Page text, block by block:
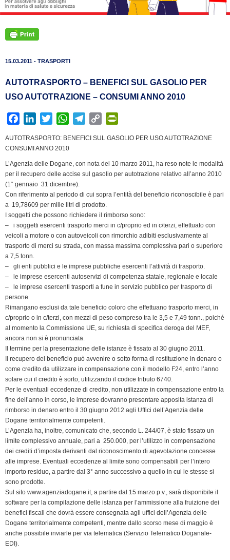
15.03.2011 - TRASPORTI
AUTOTRASPORTO – BENEFICI SUL GASOLIO PER
USO AUTOTRAZIONE – CONSUMI ANNO 2010
c
b
o
k
n
e
I
n
i
t
e
r
W
a
s
p
p
l
g
a
m
C
p
L
n
k
i
r
e
n
y
AUTOTRASPORTO: BENEFICI SUL GASOLIO PER USO AUTOTRAZIONE 
CONSUMI ANNO 2010
L’Agenzia delle Dogane, con nota del 10 marzo 2011, ha reso note le modalità
per il recupero delle accise sul gasolio per autotrazione relativo all’anno 2010
(1° gennaio  31 dicembre).
Con riferimento al periodo di cui sopra l’entità del beneficio riconoscibile è pari
a  19,78609 per mille litri di prodotto.
I soggetti che possono richiedere il rimborso sono:
– i soggetti esercenti trasporto merci in c/proprio ed in c/terzi, effettuato con
veicoli a motore o con autoveicoli con rimorchio adibiti esclusivamente al
trasporto di merci su strada, con massa massima complessiva pari o superiore
a 7,5 tonn.
– gli enti pubblici e le imprese pubbliche esercenti l’attività di trasporto.
– le imprese esercenti autoservizi di competenza statale, regionale e locale
– le imprese esercenti trasporti a fune in servizio pubblico per trasporto di
persone
Rimangano esclusi da tale beneficio coloro che effettuano trasporto merci, in
c/proprio o in c/terzi, con mezzi di peso compreso tra le 3,5 e 7,49 tonn., poiché
al momento la Commissione UE, su richiesta di specifica deroga del MEF,
ancora non si è pronunciata.
Il termine per la presentazione delle istanze è fissato al 30 giugno 2011.
Il recupero del beneficio può avvenire o sotto forma di restituzione in denaro o
come credito da utilizzare in compensazione con il modello F24, entro l’anno
solare cui il credito è sorto, utilizzando il codice tributo 6740.
Per le eventuali eccedenze di credito, non utilizzate in compensazione entro la
fine dell’anno in corso, le imprese dovranno presentare apposita istanza di
rimborso in denaro entro il 30 giugno 2012 agli Uffici dell’Agenzia delle
Dogane territorialmente competenti.
L’Agenzia ha, inoltre, comunicato che, secondo L. 244/07, è stato fissato un
limite complessivo annuale, pari a  250.000, per l’utilizzo in compensazione
dei crediti d’imposta derivanti dal riconoscimento di agevolazione concesse
alle imprese. Eventuali eccedenze al limite sono compensabili per l’intero
importo residuo, a partire dal 3° anno successivo a quello in cui le stesse si
sono prodotte.
Sul sito www.agenziadogane.it, a partire dal 15 marzo p.v., sarà disponibile il
software per la compilazione delle istanza per l’ammissione alla fruizione dei
benefici fiscali che dovrà essere consegnata agli uffici dell’Agenzia delle
Dogane territorialmente competenti, mentre dallo scorso mese di maggio è
anche possibile inviarle per via telematica (Servizio Telematico Doganale-
EDI).